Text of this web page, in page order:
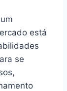
está
se